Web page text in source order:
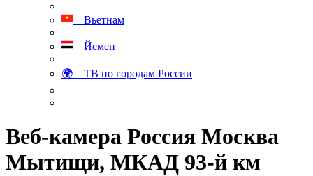
Вьетнам
Йемен
🌍 ТВ по городам России
Веб-камера Россия Москва
Мытищи, МКАД 93-й км